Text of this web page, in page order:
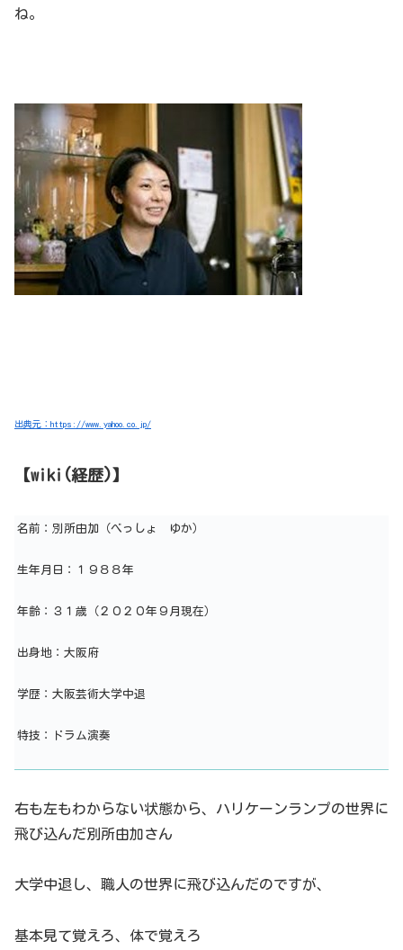
ね。
出典元：https://www.yahoo.co.jp/
【wiki(経歴)】
名前：別所由加（べっしょ ゆか）
生年月日：１９８８年
年齢：３１歳（２０２０年９月現在）
出身地：大阪府
学歴：大阪芸術大学中退
特技：ドラム演奏
右も左もわからない状態から、ハリケーンランプの世界に
飛び込んだ別所由加さん
大学中退し、職人の世界に飛び込んだのですが、
基本見て覚えろ、体で覚えろ